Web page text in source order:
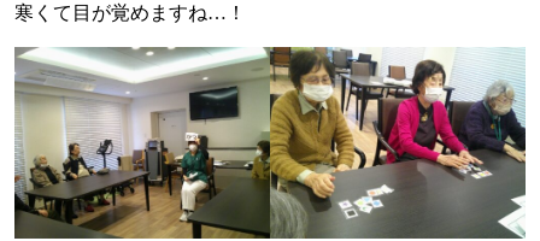
寒くて目が覚めますね…！